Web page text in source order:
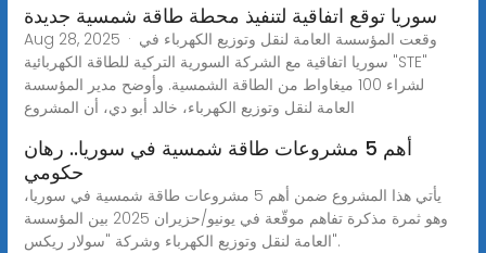
سوريا توقع اتفاقية لتنفيذ محطة طاقة شمسية جديدة
Aug 28, 2025 · وقعت المؤسسة العامة لنقل وتوزيع الكهرباء في
سوريا اتفاقية مع الشركة السورية التركية للطاقة الكهربائية "STE"
لشراء 100 ميغاواط من الطاقة الشمسية. وأوضح مدير المؤسسة
العامة لنقل وتوزيع الكهرباء، خالد أبو دي، أن المشروع
أهم 5 مشروعات طاقة شمسية في سوريا.. رهان
حكومي
يأتي هذا المشروع ضمن أهم 5 مشروعات طاقة شمسية في سوريا،
وهو ثمرة مذكرة تفاهم موقّعة في يونيو/حزيران 2025 بين المؤسسة
العامة لنقل وتوزيع الكهرباء وشركة "سولار ريكس".